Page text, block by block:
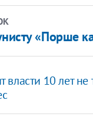
«Порше
10 лет не